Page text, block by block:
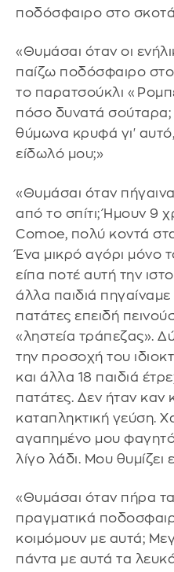
ποδόσφαιρο στο
«Θυμάσαι όταν οι
παίζω ποδόσφαιρο
το παρατσούκλι
πόσο δυνατά σούταρα;
θύμωνα κρυφά γι' αυτό,
είδωλό μου;»
«Θυμάσαι όταν
από το σπίτι; Ήμουν 9
Comoe, πολύ κοντά
Ένα μικρό αγόρι μόνο
είπα ποτέ αυτή την
άλλα παιδιά
πατάτες επειδή
«ληστεία τράπεζας».
την προσοχή του
και άλλα 18 παιδιά
πατάτες. Δεν ήταν καν
καταπληκτική γεύση.
αγαπημένο μου
λίγο λάδι. Μου θυμίζει
«Θυμάσαι όταν πήρα
πραγματικά
κοιμόμουν με αυτά;
πάντα με αυτά τα